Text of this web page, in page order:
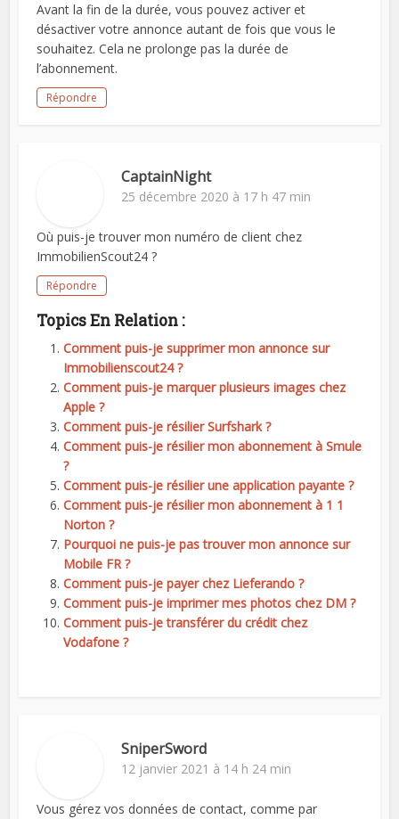
Avant la fin de la durée, vous pouvez activer et
désactiver votre annonce autant de fois que vous le
souhaitez. Cela ne prolonge pas la durée de
l’abonnement.
Répondre
CaptainNight
25 décembre 2020 à 17 h 47 min
Où puis-je trouver mon numéro de client chez
ImmobilienScout24 ?
Répondre
Topics En Relation :
Comment puis-je supprimer mon annonce sur
Immobilienscout24 ?
Comment puis-je marquer plusieurs images chez
Apple ?
Comment puis-je résilier Surfshark ?
Comment puis-je résilier mon abonnement à Smule
?
Comment puis-je résilier une application payante ?
Comment puis-je résilier mon abonnement à 1 1
Norton ?
Pourquoi ne puis-je pas trouver mon annonce sur
Mobile FR ?
Comment puis-je payer chez Lieferando ?
Comment puis-je imprimer mes photos chez DM ?
Comment puis-je transférer du crédit chez
Vodafone ?
SniperSword
12 janvier 2021 à 14 h 24 min
Vous gérez vos données de contact, comme par